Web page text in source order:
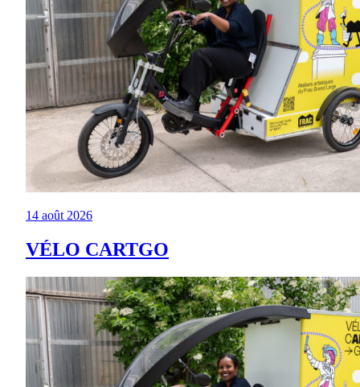
14 août 2026
VÉLO CARTGO